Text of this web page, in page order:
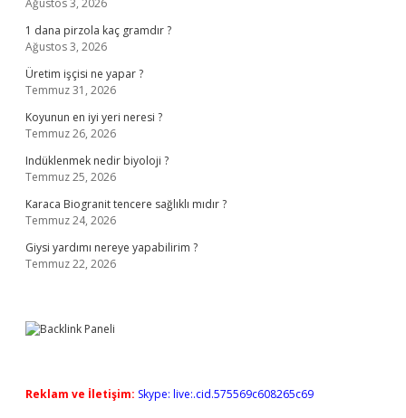
Ağustos 3, 2026
1 dana pirzola kaç gramdır ?
Ağustos 3, 2026
Üretim işçisi ne yapar ?
Temmuz 31, 2026
Koyunun en iyi yeri neresi ?
Temmuz 26, 2026
Indüklenmek nedir biyoloji ?
Temmuz 25, 2026
Karaca Biogranit tencere sağlıklı mıdır ?
Temmuz 24, 2026
Giysi yardımı nereye yapabilirim ?
Temmuz 22, 2026
Reklam ve İletişim: Skype: live:.cid.575569c608265c69